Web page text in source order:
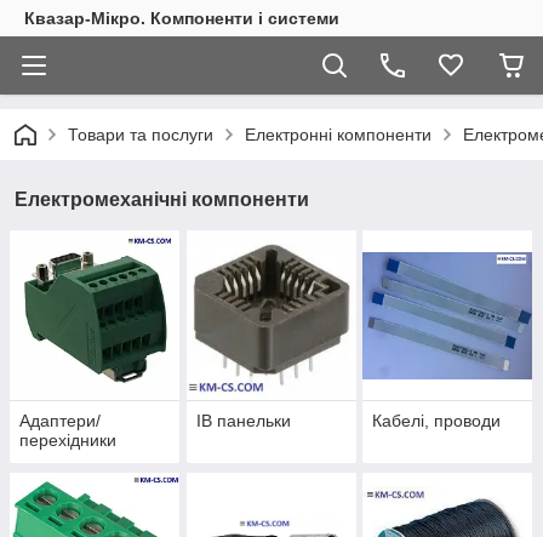
Квазар-Мікро. Компоненти і системи
Товари та послуги Електронні компоненти
Електромеханічні компоненти
Адаптери/
перехідники
ІВ панельки Кабелі, проводи